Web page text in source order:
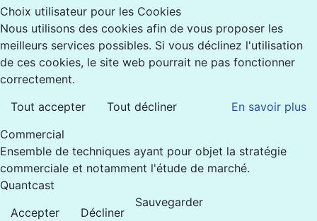
Choix utilisateur pour les Cookies
Nous utilisons des cookies afin de vous proposer les
meilleurs services possibles. Si vous déclinez l'utilisation
de ces cookies, le site web pourrait ne pas fonctionner
correctement.
Tout accepter
Tout décliner
En savoir plus
Commercial
Ensemble de techniques ayant pour objet la stratégie
commerciale et notamment l'étude de marché.
Quantcast
Accepter
Décliner
Sauvegarder